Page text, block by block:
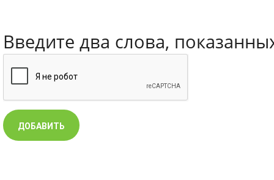
Введите два слова,